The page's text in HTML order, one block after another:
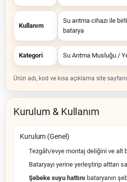
Kullanım
Su arıtma cihazı ile
batarya
Kategori Su Arıtma Musluğu /
Ürün adı, kod ve kısa açıklama site
Kurulum & Kullanım
Kurulum (Genel)
Tezgâh/evye montaj deliğini ve alt
Bataryayı yerine yerleştirip alttan
Şebeke suyu hattını bataryanın